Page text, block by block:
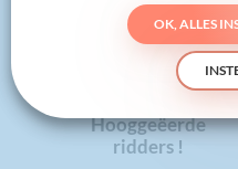
Hooggeëerde
ridders !
OK, ALLES